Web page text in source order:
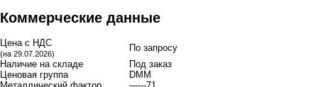
Коммерческие данные
Цена с НДС
(на 29.07.2026)
По запросу
Наличие на складе
Под заказ
Ценовая группа
DMM